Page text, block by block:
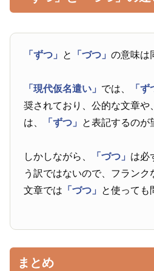
「ずつ」 と 「づつ」の意味は
「現代仮名遣い」 では、 「ず
奨されており、公的な文章や
は、
「ずつ」 と表記するのが
しかしながら、 「づつ」 は必
う訳ではないので、フラン
文章では 「づつ」 と使っても
まとめ